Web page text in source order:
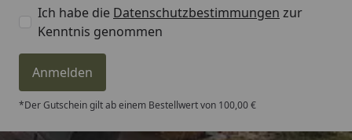
Ich habe die Datenschutzbestimmungen zur
Kenntnis genommen
Anmelden
*Der Gutschein gilt ab einem Bestellwert von 100,00 €